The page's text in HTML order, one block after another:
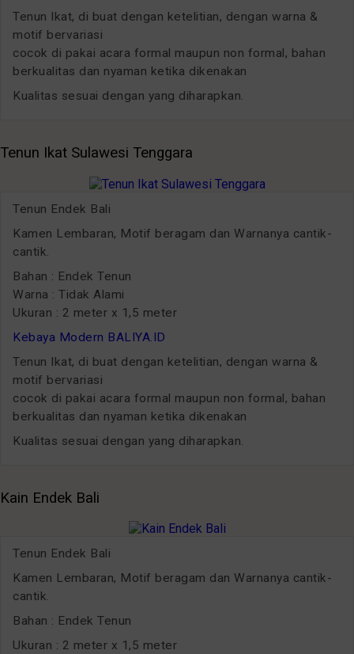
Tenun Ikat, di buat dengan ketelitian, dengan warna &
motif bervariasi
cocok di pakai acara formal maupun non formal, bahan
berkualitas dan nyaman ketika dikenakan
Kualitas sesuai dengan yang diharapkan.
Tenun Ikat Sulawesi Tenggara
Tenun Endek Bali
Kamen Lembaran, Motif beragam dan Warnanya cantik-
cantik.
Bahan : Endek Tenun
Warna : Tidak Alami
Ukuran : 2 meter x 1,5 meter
Kebaya Modern BALIYA.ID
Tenun Ikat, di buat dengan ketelitian, dengan warna &
motif bervariasi
cocok di pakai acara formal maupun non formal, bahan
berkualitas dan nyaman ketika dikenakan
Kualitas sesuai dengan yang diharapkan.
Kain Endek Bali
Tenun Endek Bali
Kamen Lembaran, Motif beragam dan Warnanya cantik-
cantik.
Bahan : Endek Tenun
Ukuran : 2 meter x 1,5 meter